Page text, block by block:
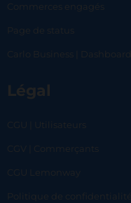
Commerces engagés
Page de status
Carlo Business | Dashboard
Légal
CGU | Utilisateurs
CGV | Commerçants
CGU Lemonway
Politique de confidentialité